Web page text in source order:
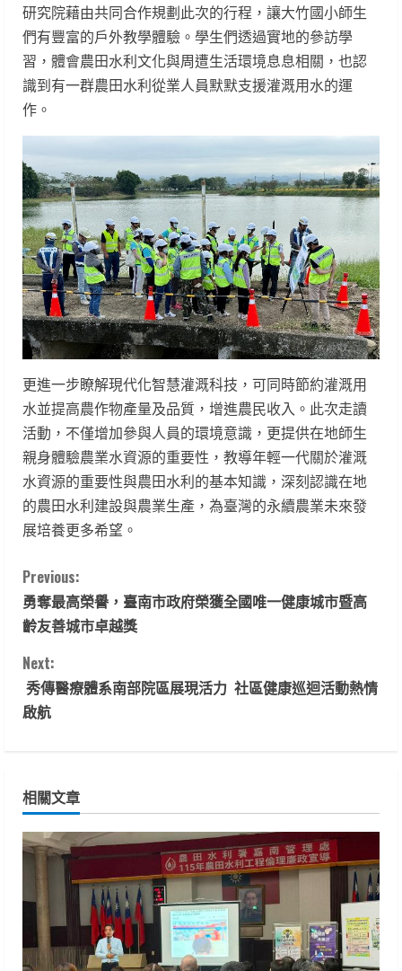
研究院藉由共同合作規劃此次的行程，讓大竹國小師生
們有豐富的戶外教學體驗。學生們透過實地的參訪學
習，體會農田水利文化與周遭生活環境息息相關，也認
識到有一群農田水利從業人員默默支援灌溉用水的運
作。
更進一步瞭解現代化智慧灌溉科技，可同時節約灌溉用
水並提高農作物產量及品質，增進農民收入。此次走讀
活動，不僅增加參與人員的環境意識，更提供在地師生
親身體驗農業水資源的重要性，教導年輕一代關於灌溉
水資源的重要性與農田水利的基本知識，深刻認識在地
的農田水利建設與農業生產，為臺灣的永續農業未來發
展培養更多希望。
C
o
n
t
u
e
a
Previous:
勇奪最高榮譽，臺南市政府榮獲全國唯一健康城市暨高
齡友善城市卓越獎
Next:
秀傳醫療體系南部院區展現活力 社區健康巡迴活動熱情
啟航
相關文章